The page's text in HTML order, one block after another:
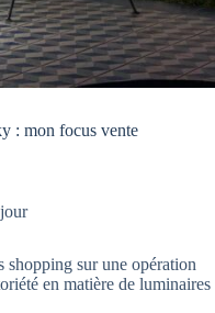
: mon focus vente
shopping sur une opération
en matière de luminaires